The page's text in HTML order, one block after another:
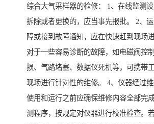
综合大气采样器的检修： 1、在线监测设
拆除或者更换的，应当事先报批。 2、
障或接到故障通知，应在快速赶到现场
对于一些容易诊断的故障，如电磁阀控
损、气路堵塞、数据仪死机等，可携带
现场进行针对性的维修。 4、仪器经过
使用和运行之前应确保维修内容全部完
测程序，按规定对仪器进行校准检查。